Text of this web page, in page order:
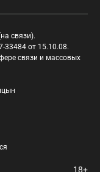
связи).
от 15.10.08.
связи и массовых
18+